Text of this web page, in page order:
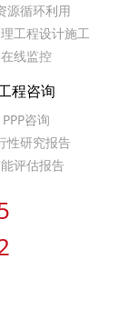
源循环利用
工程设计施工
在线监控
程咨询
PPP咨询
性研究报告
评估报告